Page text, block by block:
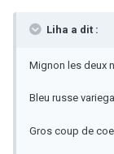
Liha a dit :
Mignon les deux
Bleu russe
Gros coup de